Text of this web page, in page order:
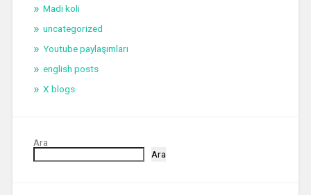
Madi koli
uncategorized
Youtube paylaşımları
english posts
X blogs
Ara
Ara